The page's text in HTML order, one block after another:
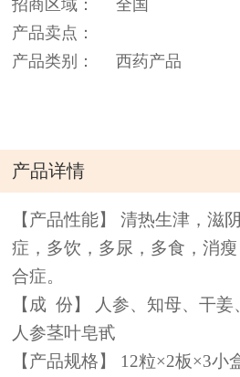
招商区域：
全国
产品卖点：
产品类别：
西药产品
产品详情
【产品性能】 清热生津，滋
症，多饮，多尿，多食，消
合症。
【成 份】 人参、知母、干姜
人参茎叶皂甙
【产品规格】 12粒×2板×3小